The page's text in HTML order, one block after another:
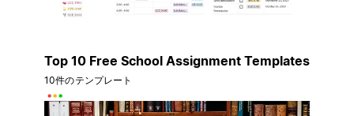
Top 10 Free School Assignment Templates
10件のテンプレート